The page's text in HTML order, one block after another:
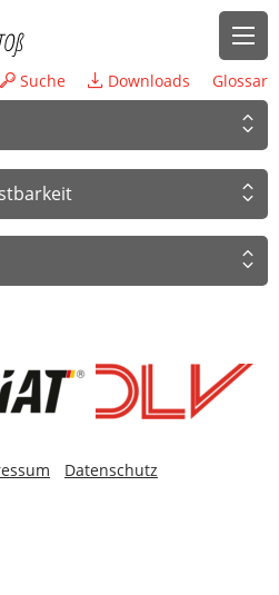
Suche Downloads Glossar
Datenschutz